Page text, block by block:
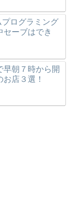
ログラミング
セーブはでき
早朝７時から開
店３選！